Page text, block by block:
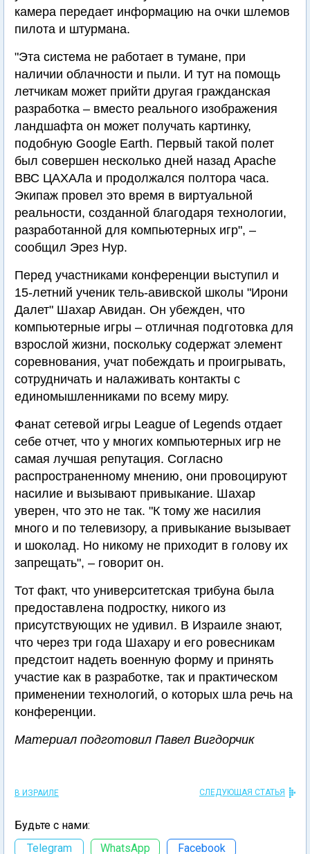
камера передает информацию на очки шлемов
пилота и штурмана.
"Эта система не работает в тумане, при
наличии облачности и пыли. И тут на помощь
летчикам может прийти другая гражданская
разработка – вместо реального изображения
ландшафта он может получать картинку,
подобную Google Earth. Первый такой полет
был совершен несколько дней назад Apache
ВВС ЦАХАЛа и продолжался полтора часа.
Экипаж провел это время в виртуальной
реальности, созданной благодаря технологии,
разработанной для компьютерных игр", –
сообщил Эрез Нур.
Перед участниками конференции выступил и
15-летний ученик тель-авивской школы "Ирони
Далет" Шахар Авидан. Он убежден, что
компьютерные игры – отличная подготовка для
взрослой жизни, поскольку содержат элемент
соревнования, учат побеждать и проигрывать,
сотрудничать и налаживать контакты с
единомышленниками по всему миру.
Фанат сетевой игры League of Legends отдает
себе отчет, что у многих компьютерных игр не
самая лучшая репутация. Согласно
распространенному мнению, они провоцируют
насилие и вызывают привыкание. Шахар
уверен, что это не так. "К тому же насилия
много и по телевизору, а привыкание вызывает
и шоколад. Но никому не приходит в голову их
запрещать", – говорит он.
Тот факт, что университетская трибуна была
предоставлена подростку, никого из
присутствующих не удивил. В Израиле знают,
что через три года Шахару и его ровесникам
предстоит надеть военную форму и принять
участие как в разработке, так и практическом
применении технологий, о которых шла речь на
конференции.
Материал подготовил Павел Вигдорчик
В ИЗРАИЛЕ СЛЕДУЮЩАЯ СТАТЬЯ
Будьте с нами:
Telegram
WhatsApp Facebook